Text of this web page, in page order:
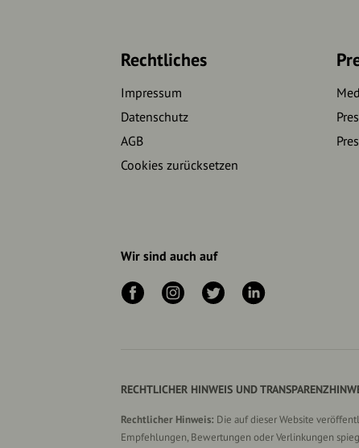
Rechtliches
Impressum
Datenschutz
AGB
Cookies zurücksetzen
Wir sind auch auf
RECHTLICHER HINWEIS UND
Rechtlicher Hinweis: Die auf dieser Website
Empfehlungen, Bewertungen oder Verlinkungen